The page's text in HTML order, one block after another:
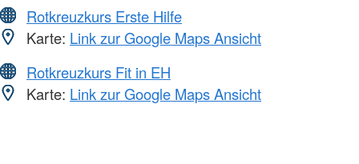
Rotkreuzkurs Erste Hilfe
Karte: Link zur Google Maps Ansicht
Rotkreuzkurs Fit in EH
Karte: Link zur Google Maps Ansicht